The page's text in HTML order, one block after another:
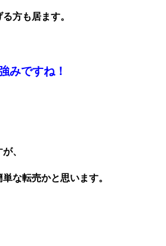
方も居ます。
みですね！
、
な転売かと思います。